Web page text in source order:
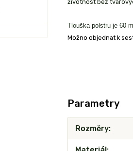
životnost bez
Tlouška polstru je 60
Možno objednat k
Parametry
Rozměry